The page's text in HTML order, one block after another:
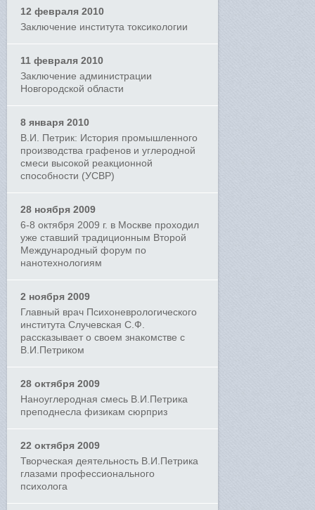
12 февраля 2010
Заключение института токсикологии
11 февраля 2010
Заключение администрации
Новгородской области
8 января 2010
В.И. Петрик: История промышленного
производства графенов и углеродной
смеси высокой реакционной
способности (УСВР)
28 ноября 2009
6-8 октября 2009 г. в Москве проходил
уже ставший традиционным Второй
Международный форум по
нанотехнологиям
2 ноября 2009
Главный врач Психоневрологического
института Случевская С.Ф.
рассказывает о своем знакомстве с
В.И.Петриком
28 октября 2009
Наноуглеродная смесь В.И.Петрика
преподнесла физикам сюрприз
22 октября 2009
Творческая деятельность В.И.Петрика
глазами профессионального
психолога